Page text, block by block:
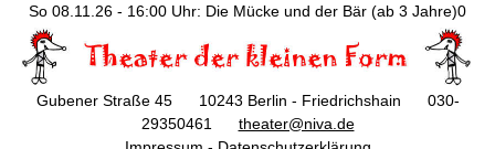
So 08.11.26 - 16:00 Uhr: Die Mücke und der Bär (ab 3 Jahre)0
Gubener Straße 45 10243 Berlin - Friedrichshain 030-
29350461 theater@niva.de